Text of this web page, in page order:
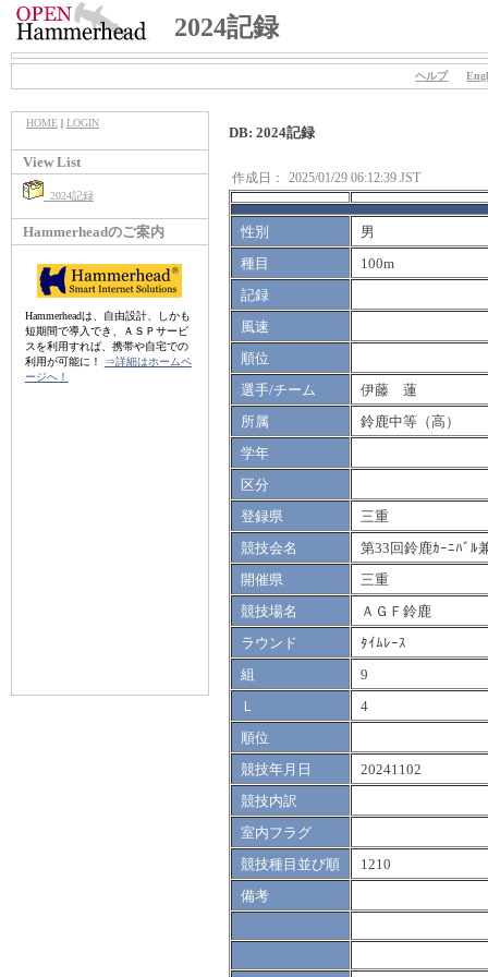
2024記録
ヘルプ
HOME| LOGIN
View List
2024記録
Hammerheadのご案内
Hammerheadは、自由設計、しかも
短期間で導入でき、ＡＳＰサービ
スを利用すれば、携帯や自宅での
利用が可能に！
⇒詳細はホームペ
ージへ！
DB: 2024記録
作成日： 2025/01/29 06:12:39 JST
性別
男
種目
100m
記録
風速
順位
選手/チーム
伊藤 蓮
所属
鈴鹿中等（高）
学年
区分
登録県
三重
競技会名
第33回鈴鹿ｶｰﾆﾊﾞﾙ
開催県
三重
競技場名
ＡＧＦ鈴鹿
ラウンド
ﾀｲﾑﾚｰｽ
組
9
Ｌ
4
順位
競技年月日
20241102
競技内訳
室内フラグ
競技種目並び順
1210
備考